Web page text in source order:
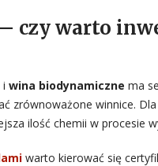
czy warto
i wina biodynamiczne ma
zrównoważone winnice.
ilość chemii w procesie
warto kierować się